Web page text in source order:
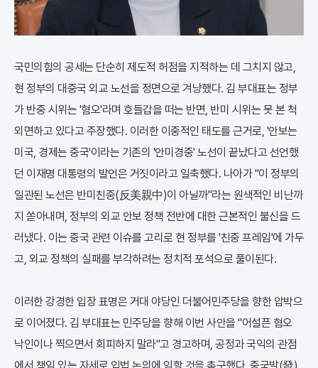
국민의힘의 공세는 단순히 제도적 허점을 지적하는 데 그치지 않고,
현 정부의 대중국 외교 노선을 정면으로 겨냥했다. 김 부대표는 정부
가 반중 시위는 '혐오'라며 호들갑을 떠는 반면, 반미 시위는 못 본 척
외면하고 있다고 주장했다. 이러한 이중적인 태도를 근거로, '안보는
미국, 경제는 중국'이라는 기존의 '안미경중' 노선이 끝났다고 선언했
던 이재명 대통령의 발언은 거짓이라고 일축했다. 나아가 "이 정부의
일관된 노선은 반미친중(反美親中)이 아닐까"라는 원색적인 비난까
지 쏟아내며, 정부의 외교 안보 정책 전반에 대한 근본적인 불신을 드
러냈다. 이는 중국 관련 이슈를 고리로 현 정부를 '친중 프레임'에 가두
고, 외교 정책의 실패를 부각하려는 정치적 포석으로 풀이된다.
이러한 강경한 입장 표명은 거대 야당인 더불어민주당을 향한 압박으
로 이어졌다. 김 부대표는 민주당을 향해 이번 사안을 "어설픈 혐오
낙인이나 찍으면서 회피하지 말라"고 경고하며, 공정과 국익의 관점